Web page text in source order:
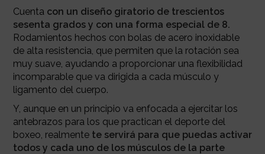
Cuenta con un diseño giratorio de trescientos
sesenta ​grados y con una forma especial de 8.
Rodamientos hechos con bolas de acero inoxidable
de alta resistencia, que permiten que la rotación sea
muy suave, ayudando a proporcionar una flexibilidad
incomparable que va dirigida a cada músculo y
ligamento del cuerpo.
Y, aunque en un principio va enfocada a ejercitar los
antebrazos para los que practican el deporte del
boxeo, realmente te servirá para que puedas activar
todos y cada uno de los músculos de la parte